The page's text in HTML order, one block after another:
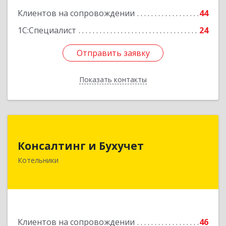
Клиентов на сопровождении
44
1С:Специалист
24
Отправить заявку
Показать контакты
Отправить заявку
Назад
Консалтинг и Бухучет
Котельники
Клиентов на сопровождении
46
140054, Московская обл, Котельники г,
Подробнее